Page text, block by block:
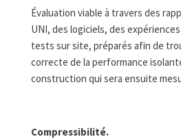
Évaluation viable à travers des
UNI, des logiciels, des
tests sur site, préparés afin de
correcte de la performance
construction qui sera ensuite
Compressibilité.